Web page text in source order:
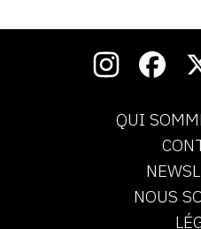
QUI
NOUS